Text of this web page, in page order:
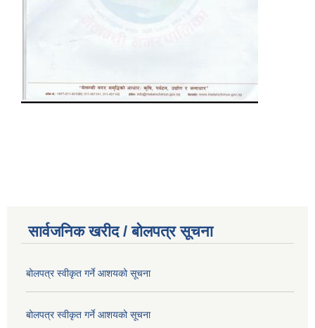
सार्वजनिक खरीद / बोलपत्र सूचना
बोलपत्र स्वीकृत गर्ने आशयको सूचना
बोलपत्र स्वीकृत गर्ने आशयको सूचना